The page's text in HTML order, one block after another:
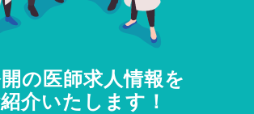
の医師求人情報を
介いたします！